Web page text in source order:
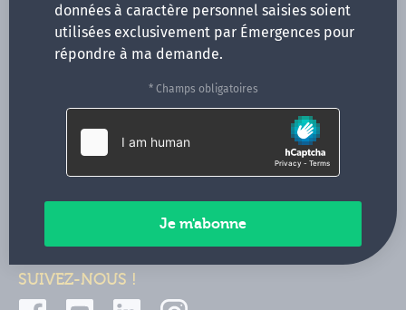
données à caractère personnel saisies soient
utilisées exclusivement par Émergences pour
répondre à ma demande.
* Champs obligatoires
Qui sommes-nous ?
CONTACT
35000 Rennes
02 99 05 25 47
Contactez-nous
Paiements sécurisés
SUIVEZ-NOUS !